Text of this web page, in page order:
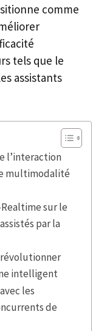
comme
tels que le
assistants
l’interaction
multimodalité
sur le
par la
intelligent
les
de